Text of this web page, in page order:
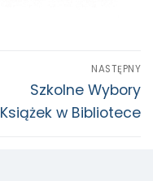
NASTĘPNY
Szkolne Wybory
Książek w Bibliotece